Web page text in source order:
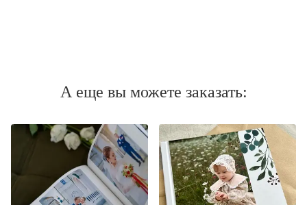
А еще вы можете заказать: